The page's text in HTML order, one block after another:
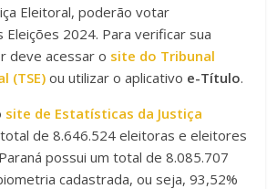
Eleitoral, poderão votar
Eleições 2024. Para verificar sua
deve acessar o site do Tribunal
(TSE) ou utilizar o aplicativo e-Título.
site de Estatísticas da Justiça
de 8.646.524 eleitoras e eleitores
possui um total de 8.085.707
cadastrada, ou seja, 93,52%